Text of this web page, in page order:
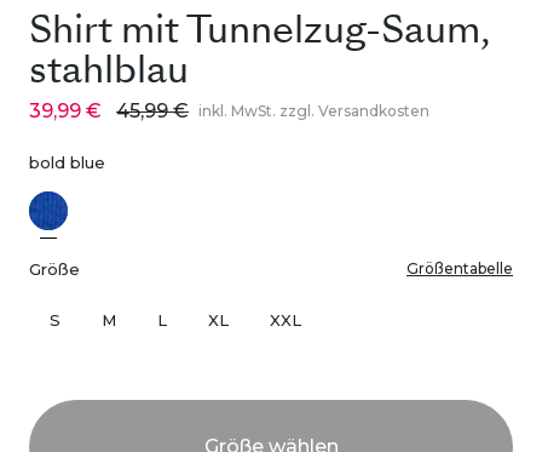
Shirt mit Tunnelzug-Saum,
stahlblau
39,99 € 45,99 € inkl. MwSt. zzgl. Versandkosten
bold blue
Größe Größentabelle
S M L XL XXL